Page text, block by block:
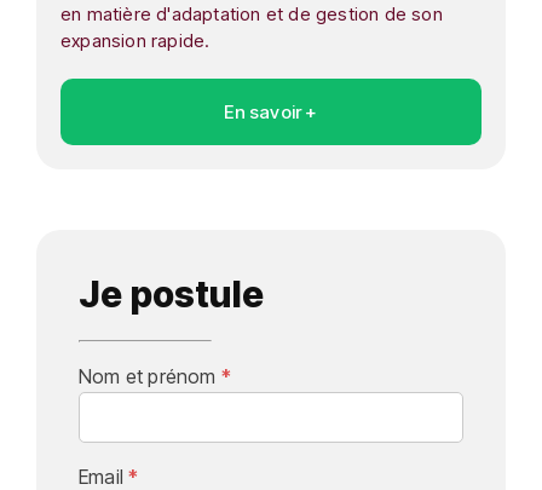
en matière d'adaptation et de gestion de son
expansion rapide.
En savoir +
Je postule
Nom et prénom *
Email*